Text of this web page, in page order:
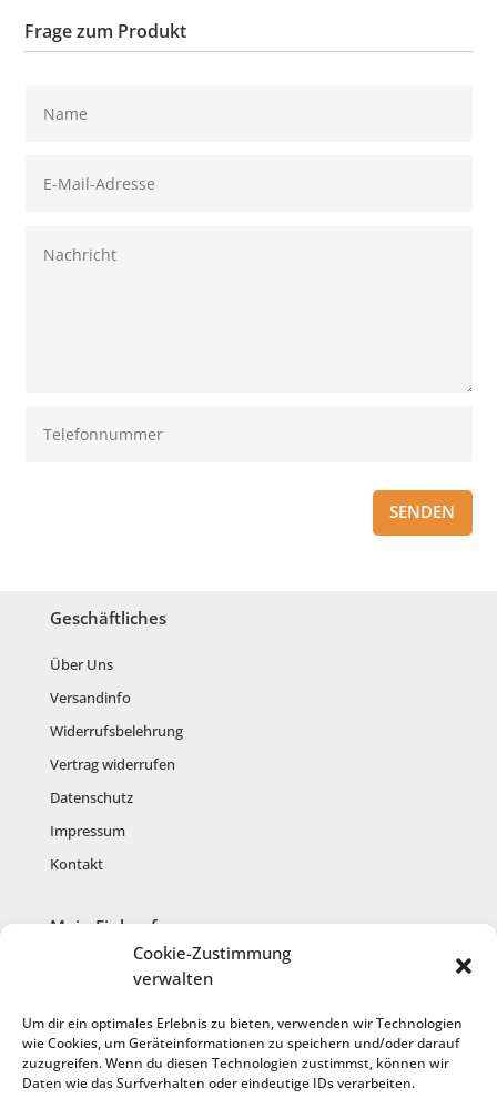
Cookie-Zustimmung
verwalten
Um dir ein optimales Erlebnis zu bieten, verwenden wir Technologien
wie Cookies, um Geräteinformationen zu speichern und/oder darauf
zuzugreifen. Wenn du diesen Technologien zustimmst, können wir
Daten wie das Surfverhalten oder eindeutige IDs verarbeiten.
Frage zum Produkt
SENDEN
Geschäftliches
Über Uns
Versandinfo
Widerrufsbelehrung
Vertrag widerrufen
Datenschutz
Impressum
Kontakt
Mein Einkauf
Kasse
Anmelden